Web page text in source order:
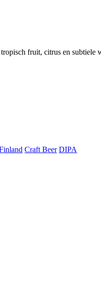
fruit, citrus en subtiele
Craft Beer DIPA